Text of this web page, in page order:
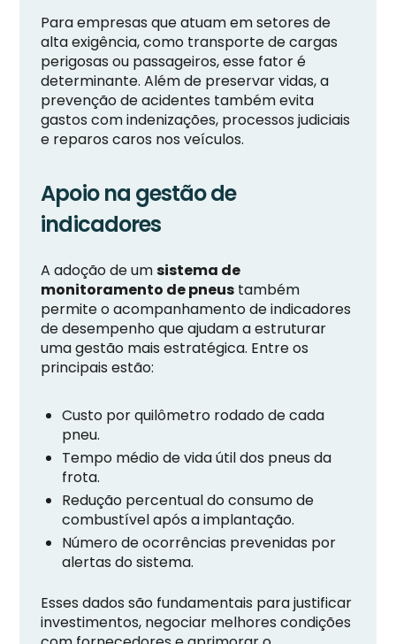
Para empresas que atuam em setores de
alta exigência, como transporte de cargas
perigosas ou passageiros, esse fator é
determinante. Além de preservar vidas, a
prevenção de acidentes também evita
gastos com indenizações, processos judiciais
e reparos caros nos veículos.
Apoio na gestão de
indicadores
A adoção de umsistema de
monitoramento de pneus também
permite o acompanhamento de indicadores
de desempenho que ajudam a estruturar
uma gestão mais estratégica. Entre os
principais estão:
Custo por quilômetro rodado de cada
pneu.
Tempo médio de vida útil dos pneus da
frota.
Redução percentual do consumo de
combustível após a implantação.
Número de ocorrências prevenidas por
alertas do sistema.
Esses dados são fundamentais para justificar
investimentos, negociar melhores condições